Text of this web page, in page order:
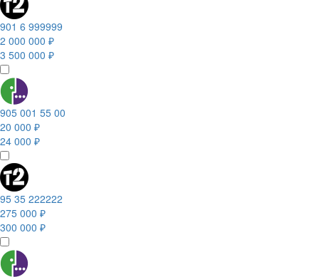
901 6 999999
2 000 000 ₽
3 500 000 ₽
905 001 55 00
20 000 ₽
24 000 ₽
95 35 222222
275 000 ₽
300 000 ₽